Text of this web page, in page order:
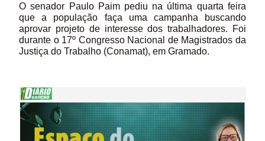
O senador Paulo Paim pediu na última quarta feira
que a população faça uma campanha buscando
aprovar projeto de interesse dos trabalhadores. Foi
durante o 17º Congresso Nacional de Magistrados da
Justiça do Trabalho (Conamat), em Gramado.